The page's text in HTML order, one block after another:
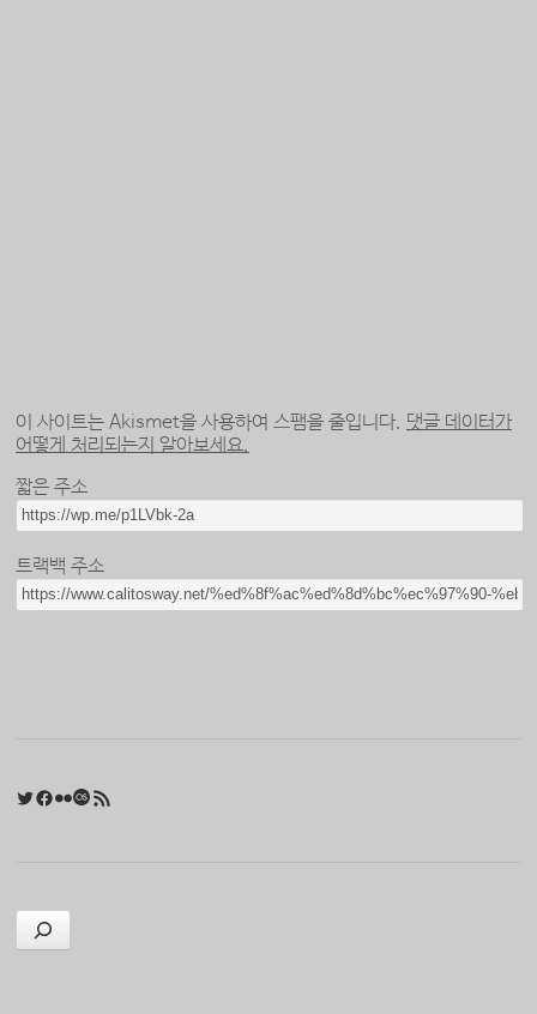
이 사이트는 Akismet을 사용하여 스팸을 줄입니다. 댓글 데이터가
어떻게 처리되는지 알아보세요.
짧은 주소
트랙백 주소
Twitter
Facebook
FlickrLast.fm
검색